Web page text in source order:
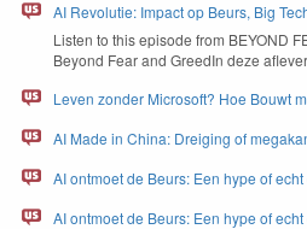
AI Revolutie: Impact op Beurs, Big
BEYOND FEAR and GREED
Lis­ten to this episode from BEYOND
Beyond Fear and Greed­In deze
Leven zonder Microsoft? Hoe Bouwt
AI Made in China: Dreiging of
AI ontmoet de Beurs: Een hype of
AI ontmoet de Beurs: Een hype of